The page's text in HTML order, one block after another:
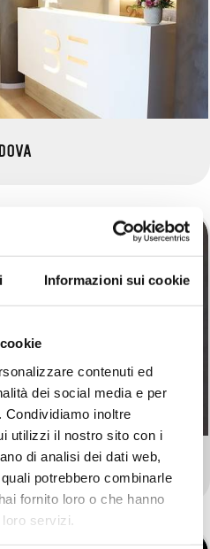
Informazioni sui cookie
contenuti ed
dei social media e per
inoltre
utilizzi il nostro sito con i
di analisi dei dati web,
potrebbero combinarle
fornito loro o che hanno
servizi.